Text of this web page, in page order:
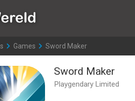
>
Games >
Sword Maker
Sword Maker
Playgendary Limited